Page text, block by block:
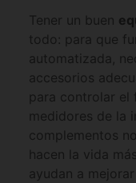
Tener un buen
todo: para que
automatizada,
accesorios
para controlar el
medidores de la
complementos
hacen la vida
ayudan a